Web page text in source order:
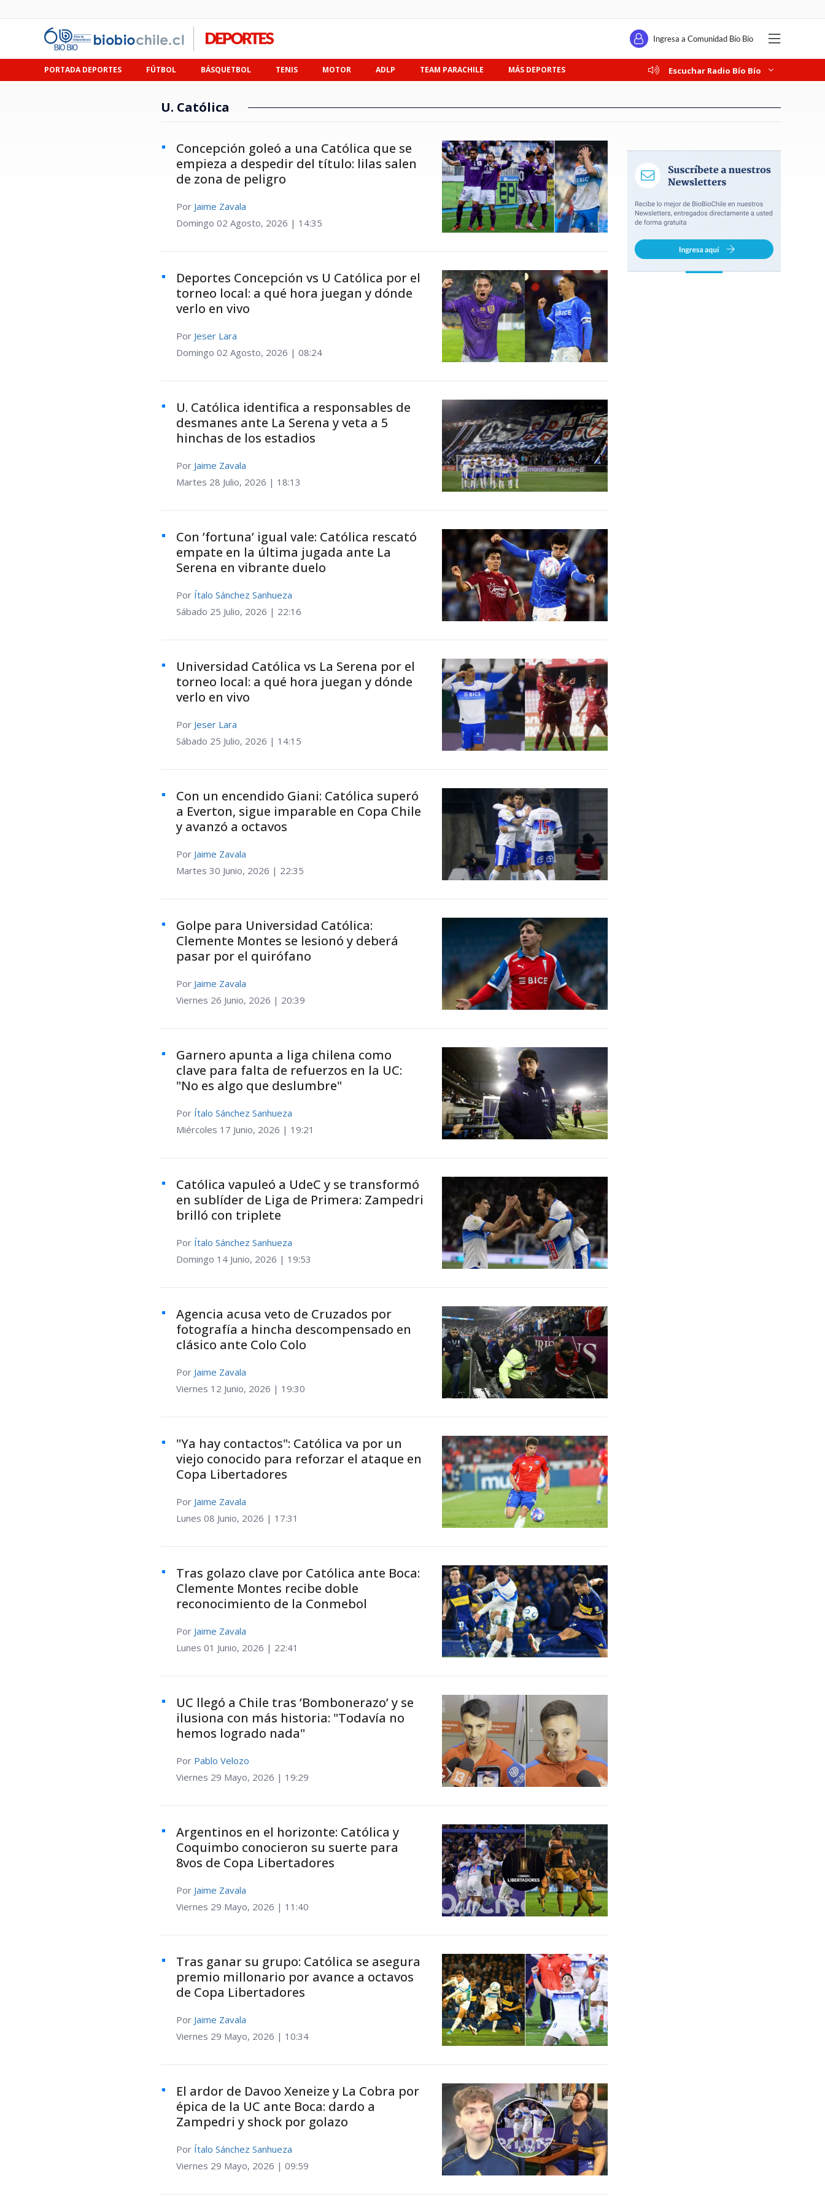
Ingresa a Comunidad Bío Bío
PORTADA DEPORTES FÚTBOL BÁSQUETBOL TENIS MOTOR ADLP TEAM PARACHILE MÁS DEPORTES Escuchar Radio Bío Bío
U. Católica
Concepción goleó a una Católica que se
empieza a despedir del título: lilas salen
de zona de peligro
Por Jaime Zavala
Domingo 02 Agosto, 2026 | 14:35
Deportes Concepción vs U Católica por el
torneo local: a qué hora juegan y dónde
verlo en vivo
Por Jeser Lara
Domingo 02 Agosto, 2026 | 08:24
U. Católica identifica a responsables de
desmanes ante La Serena y veta a 5
hinchas de los estadios
Por Jaime Zavala
Martes 28 Julio, 2026 | 18:13
Con ’fortuna’ igual vale: Católica rescató
empate en la última jugada ante La
Serena en vibrante duelo
Por Ítalo Sánchez Sanhueza
Sábado 25 Julio, 2026 | 22:16
Universidad Católica vs La Serena por el
torneo local: a qué hora juegan y dónde
verlo en vivo
Por Jeser Lara
Sábado 25 Julio, 2026 | 14:15
Con un encendido Giani: Católica superó
a Everton, sigue imparable en Copa Chile
y avanzó a octavos
Por Jaime Zavala
Martes 30 Junio, 2026 | 22:35
Golpe para Universidad Católica:
Clemente Montes se lesionó y deberá
pasar por el quirófano
Por Jaime Zavala
Viernes 26 Junio, 2026 | 20:39
Garnero apunta a liga chilena como
clave para falta de refuerzos en la UC:
"No es algo que deslumbre"
Por Ítalo Sánchez Sanhueza
Miércoles 17 Junio, 2026 | 19:21
Católica vapuleó a UdeC y se transformó
en sublíder de Liga de Primera: Zampedri
brilló con triplete
Por Ítalo Sánchez Sanhueza
Domingo 14 Junio, 2026 | 19:53
Agencia acusa veto de Cruzados por
fotografía a hincha descompensado en
clásico ante Colo Colo
Por Jaime Zavala
Viernes 12 Junio, 2026 | 19:30
"Ya hay contactos": Católica va por un
viejo conocido para reforzar el ataque en
Copa Libertadores
Por Jaime Zavala
Lunes 08 Junio, 2026 | 17:31
Tras golazo clave por Católica ante Boca:
Clemente Montes recibe doble
reconocimiento de la Conmebol
Por Jaime Zavala
Lunes 01 Junio, 2026 | 22:41
UC llegó a Chile tras ’Bombonerazo’ y se
ilusiona con más historia: "Todavía no
hemos logrado nada"
Por Pablo Velozo
Viernes 29 Mayo, 2026 | 19:29
Argentinos en el horizonte: Católica y
Coquimbo conocieron su suerte para
8vos de Copa Libertadores
Por Jaime Zavala
Viernes 29 Mayo, 2026 | 11:40
Tras ganar su grupo: Católica se asegura
premio millonario por avance a octavos
de Copa Libertadores
Por Jaime Zavala
Viernes 29 Mayo, 2026 | 10:34
El ardor de Davoo Xeneize y La Cobra por
épica de la UC ante Boca: dardo a
Zampedri y shock por golazo
Por Ítalo Sánchez Sanhueza
Viernes 29 Mayo, 2026 | 09:59